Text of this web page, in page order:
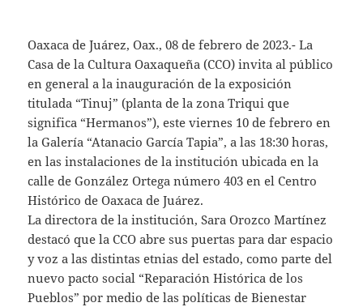
Oaxaca de Juárez, Oax., 08 de febrero de 2023.- La
Casa de la Cultura Oaxaqueña (CCO) invita al público
en general a la inauguración de la exposición
titulada “Tinuj” (planta de la zona Triqui que
significa “Hermanos”), este viernes 10 de febrero en
la Galería “Atanacio García Tapia”, a las 18:30 horas,
en las instalaciones de la institución ubicada en la
calle de González Ortega número 403 en el Centro
Histórico de Oaxaca de Juárez.
La directora de la institución, Sara Orozco Martínez
destacó que la CCO abre sus puertas para dar espacio
y voz a las distintas etnias del estado, como parte del
nuevo pacto social “Reparación Histórica de los
Pueblos” por medio de las políticas de Bienestar